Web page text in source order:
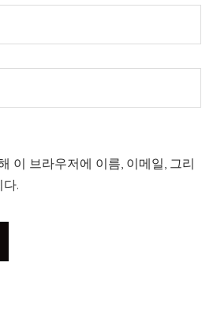
이 브라우저에 이름, 이메일, 그리
.